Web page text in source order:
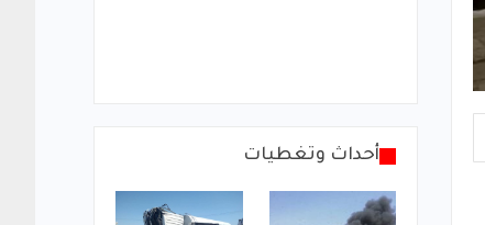
أحداث وتغطيات